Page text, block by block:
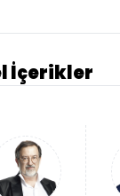
İçerikler